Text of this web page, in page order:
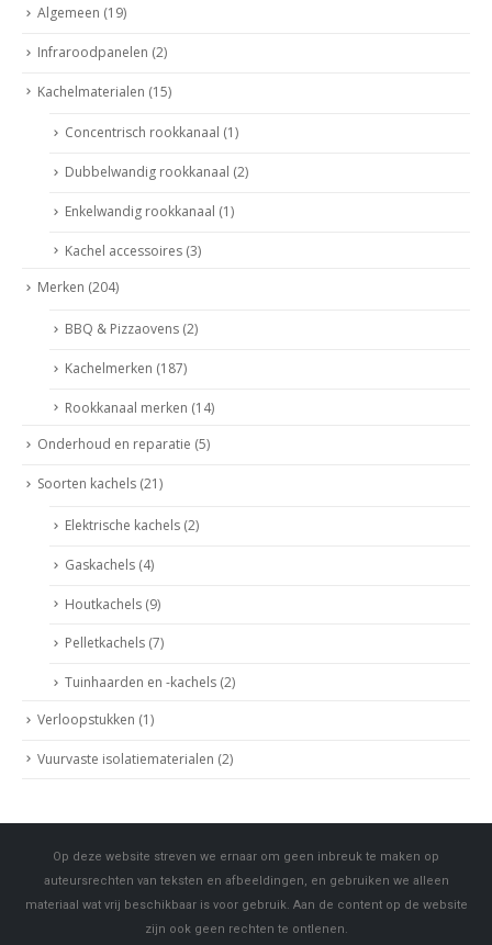
Algemeen (19)
Infraroodpanelen (2)
Kachelmaterialen (15)
Concentrisch rookkanaal (1)
Dubbelwandig rookkanaal (2)
Enkelwandig rookkanaal (1)
Kachel accessoires (3)
Merken (204)
BBQ & Pizzaovens (2)
Kachelmerken (187)
Rookkanaal merken (14)
Onderhoud en reparatie (5)
Soorten kachels (21)
Elektrische kachels (2)
Gaskachels (4)
Houtkachels (9)
Pelletkachels (7)
Tuinhaarden en -kachels (2)
Verloopstukken (1)
Vuurvaste isolatiematerialen (2)
Op deze website streven we ernaar om geen inbreuk te maken op
auteursrechten van teksten en afbeeldingen, en gebruiken we alleen
materiaal wat vrij beschikbaar is voor gebruik. Aan de content op de website
zijn ook geen rechten te ontlenen.